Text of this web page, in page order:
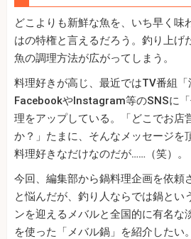
どこよりも新鮮な魚を、いち早く味
はの特権と言えるだろう。釣り上げ
魚の調理方法が広がってしまう。
料理好きが高じ、最近ではTV番組
FacebookやInstagram等のSNSに
理をアップしている。「どこでお店
か？」たまに、そんなメッセージを
料理好きなだけなのだが……（笑）。
今回、編集部から鍋料理企画を依頼
と悩んだが、釣り人ならでは鍋とい
ンを迎えるメバルと全国的に有名な
を使った「メバル鍋」を紹介したい。